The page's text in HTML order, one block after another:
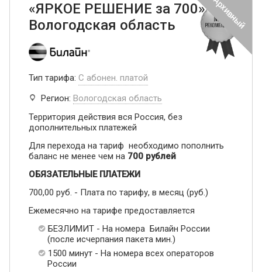
«ЯРКОЕ РЕШЕНИЕ за 700»
Вологодская область
Тип тарифа: С абонен. платой
Регион: Вологодская область
Территория действия вся Россия, без
дополнительных платежей
Для перехода на тариф необходимо пополнить
баланс не менее чем на 700 рублей
ОБЯЗАТЕЛЬНЫЕ ПЛАТЕЖИ
700,00 руб. - Плата по тарифу, в месяц (руб.)
Ежемесячно на тарифе предоставляется
БЕЗЛИМИТ - На номера Билайн России
(после исчерпания пакета мин.)
1500 минут - На номера всех операторов
России